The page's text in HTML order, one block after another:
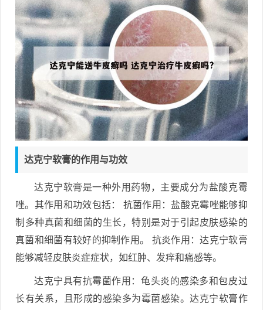
达克宁软膏的作用与功效
达克宁软膏是一种外用药物，主要成分为盐酸克霉
唑。其作用和功效包括： 抗菌作用：盐酸克霉唑能够抑
制多种真菌和细菌的生长，特别是对于引起皮肤感染的
真菌和细菌有较好的抑制作用。 抗炎作用：达克宁软膏
能够减轻皮肤炎症症状，如红肿、发痒和痛感等。
达克宁具有抗霉菌作用：龟头炎的感染多和包皮过
长有关系，且形成的感染多为霉菌感染。达克宁软膏作